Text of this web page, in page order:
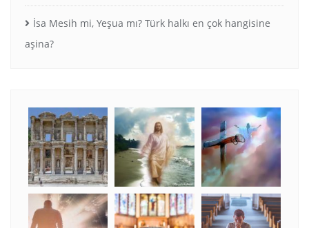
İsa Mesih mi, Yeşua mı? Türk halkı en çok hangisine
aşina?